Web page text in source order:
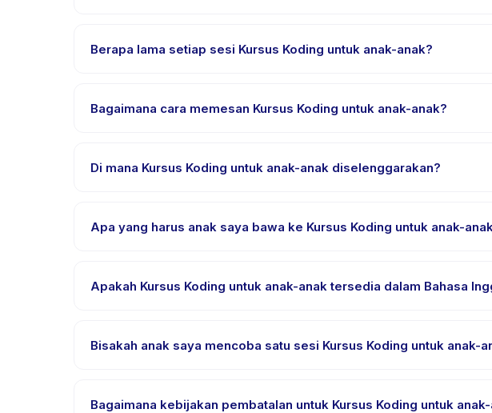
sehingga setiap anak mendapat tantangan yang sesuai.
Berapa lama setiap sesi Kursus Koding untuk anak-anak?
Bagaimana cara memesan Kursus Koding untuk anak-anak?
konfirmasi segera setelah pembayaran berhasil.
Di mana Kursus Koding untuk anak-anak diselenggarakan?
Apa yang harus anak saya bawa ke Kursus Koding untuk anak-
Apakah Kursus Koding untuk anak-anak tersedia dalam Bahasa
aktivitas untuk bahasa yang didukung.
Bisakah anak saya mencoba satu sesi Kursus Koding untuk anak-
aplikasi.
Bagaimana kebijakan pembatalan untuk Kursus Koding untuk